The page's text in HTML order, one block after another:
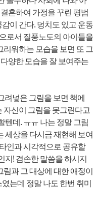
혼하여 가정을 꾸린 평범
이 간다. 덩치도 있고 운동
로서 질풍노도의 아이들을
워하는 모습을 보면 또 그
양한 모습을 잘 보여주는
넣은 그림을 보면 책에
자신이 그림을 못그린다고
텐데. ㅠㅠ 나는 정말 그림
세상을 다시금 재현해 보여
인과 시각적으로 공유할
지! 겸손한 말씀을 하시지
과 그 대상에 대한 애정이
는데 정말 나도 한번 취미